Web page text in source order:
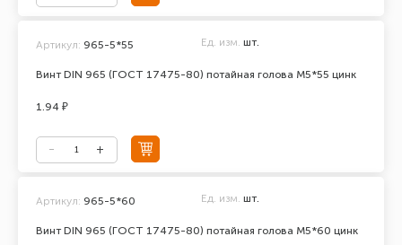
Винт DIN 965 (ГОСТ 17475-80) потайная голова М5*55 цинк
Артикул: 965-5*55 Ед. изм. шт.
1.94 ₽
Винт DIN 965 (ГОСТ 17475-80) потайная голова М5*60 цинк
Артикул: 965-5*60 Ед. изм. шт.